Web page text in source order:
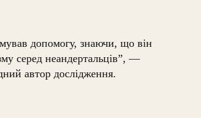
допомогу, знаючи, що він
серед неандертальців”, —
автор дослідження.